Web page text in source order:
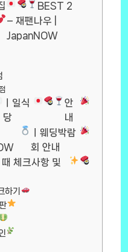
BEST 2
– 재팬나우 |
JapanNOW
ㅣ일식
당
안
내
ㅣ웨딩박람
회 안내
체크사항 및
하기